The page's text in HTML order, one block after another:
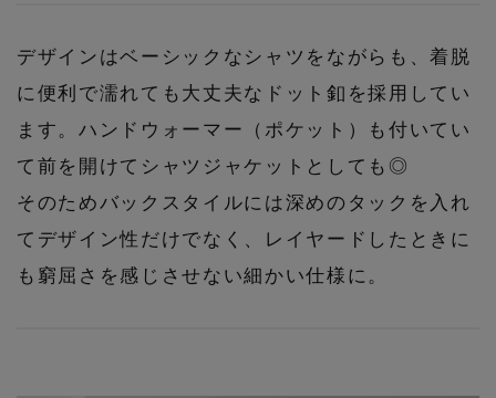
デザインはベーシックなシャツをながらも、着脱
に便利で濡れても大丈夫なドット釦を採用してい
ます。ハンドウォーマー（ポケット）も付いてい
て前を開けてシャツジャケットとしても◎
そのためバックスタイルには深めのタックを入れ
てデザイン性だけでなく、レイヤードしたときに
も窮屈さを感じさせない細かい仕様に。